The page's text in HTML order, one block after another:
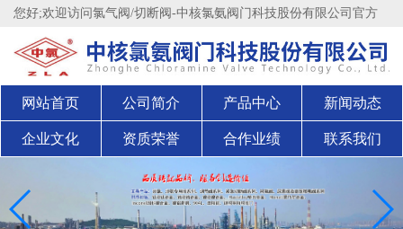
您好;欢迎访问氯气阀/切断阀-中核氯氨阀门科技股份有限公司官方
网站官方网站！
股权代码：200711
网站首页 公司简介 产品中心 新闻动态
企业文化 资质荣誉 合作业绩 联系我们